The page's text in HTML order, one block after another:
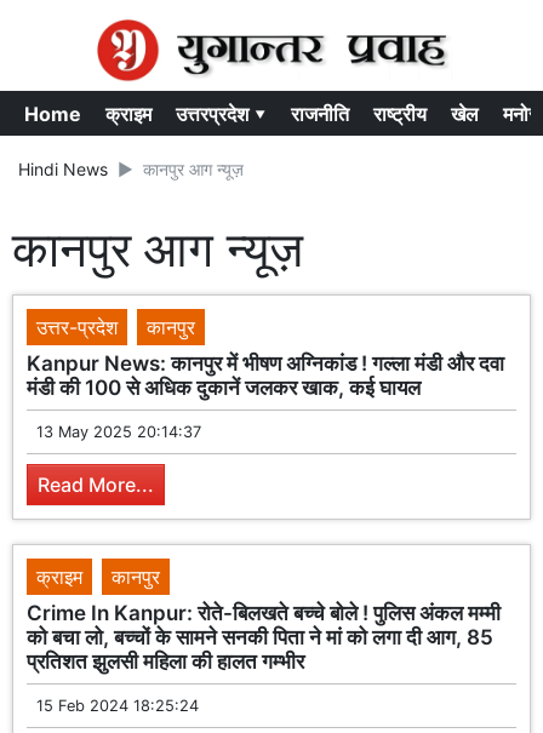
Home क्राइम उत्तरप्रदेश ▾ राजनीति राष्ट्रीय खेल
Hindi News कानपुर आग न्यूज़
कानपुर आग न्यूज़
उत्तर-प्रदेश
कानपुर
Kanpur News: कानपुर में भीषण अग्निकांड ! गल्ला मंडी और दवा
मंडी की 100 से अधिक दुकानें जलकर खाक, कई घायल
13 May 2025 20:14:37
Read More...
क्राइम
कानपुर
Crime In Kanpur: रोते-बिलखते बच्चे बोले ! पुलिस अंकल मम्मी
को बचा लो, बच्चों के सामने सनकी पिता ने मां को लगा दी आग, 85
प्रतिशत झुलसी महिला की हालत गम्भीर
15 Feb 2024 18:25:24